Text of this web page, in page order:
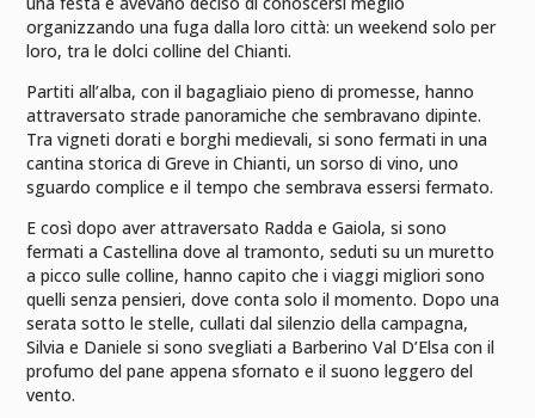
organizzando una fuga dalla loro città: un weekend solo per
loro, tra le dolci colline del Chianti.
Partiti all’alba, con il bagagliaio pieno di promesse, hanno
attraversato strade panoramiche che sembravano dipinte.
Tra vigneti dorati e borghi medievali, si sono fermati in una
cantina storica di Greve in Chianti, un sorso di vino, uno
sguardo complice e il tempo che sembrava essersi fermato.
E così dopo aver attraversato Radda e Gaiola, si sono
fermati a Castellina dove al tramonto, seduti su un muretto
a picco sulle colline, hanno capito che i viaggi migliori sono
quelli senza pensieri, dove conta solo il momento. Dopo una
serata sotto le stelle, cullati dal silenzio della campagna,
Silvia e Daniele si sono svegliati a Barberino Val D’Elsa con il
profumo del pane appena sfornato e il suono leggero del
vento.